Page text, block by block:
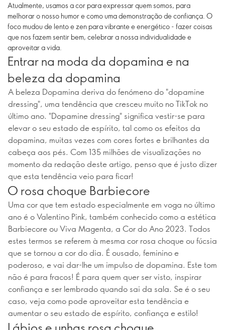
Atualmente, usamos a cor para expressar quem somos, para
melhorar o nosso humor e como uma demonstração de confiança. O
foco mudou de lento e zen para vibrante e energético - fazer coisas
que nos fazem sentir bem, celebrar a nossa individualidade e
aproveitar a vida.
Entrar na moda da dopamina e na
beleza da dopamina
A beleza Dopamina deriva do fenómeno do "dopamine
dressing", uma tendência que cresceu muito no TikTok no
último ano. "Dopamine dressing" significa vestir-se para
elevar o seu estado de espírito, tal como os efeitos da
dopamina, muitas vezes com cores fortes e brilhantes da
cabeça aos pés. Com 135 milhões de visualizações no
momento da redação deste artigo, penso que é justo dizer
que esta tendência veio para ficar!
O rosa choque Barbiecore
Uma cor que tem estado especialmente em voga no último
ano é o Valentino Pink, também conhecido como a estética
Barbiecore ou Viva Magenta, a Cor do Ano 2023. Todos
estes termos se referem à mesma cor rosa choque ou fúcsia
que se tornou a cor do dia. É ousado, feminino e
poderoso, e vai dar-lhe um impulso de dopamina. Este tom
não é para fracos! É para quem quer ser visto, inspirar
confiança e ser lembrado quando sai da sala. Se é o seu
caso, veja como pode aproveitar esta tendência e
aumentar o seu estado de espírito, confiança e estilo!